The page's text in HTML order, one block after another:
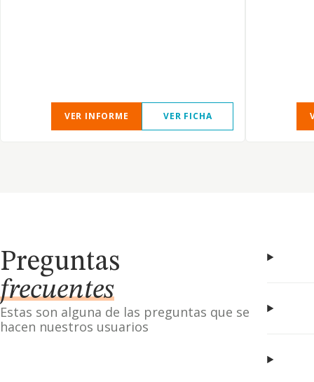
VER INFORME VER FICHA
Preguntas
frecuentes
Estas son alguna de las preguntas que se
hacen nuestros usuarios